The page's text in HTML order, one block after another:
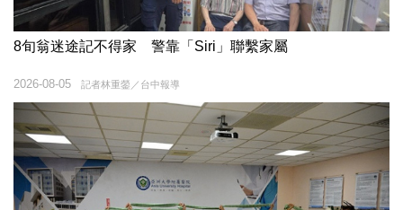
8旬翁迷途記不得家 警靠「Siri」聯繫家屬
記者林重鎣／台中報導
2026-08-05